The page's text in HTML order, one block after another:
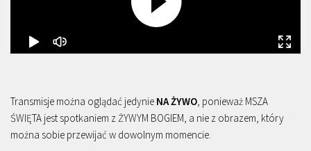
Transmisje można oglądać jedynie NA ŻYWO , ponieważ MSZA
ŚWIĘTA jest spotkaniem z ŻYWYM BOGIEM, a nie z obrazem, który
można sobie przewijać w dowolnym momencie.